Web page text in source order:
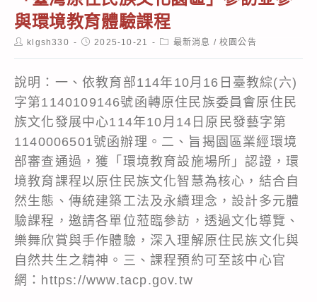
與環境教育體驗課程
Postklgsh330
Post2025-10-21
Post最新消息 / 校園公告
說明：一、依教育部114年10月16日臺教綜(六)
字第1140109146號函轉原住民族委員會原住民
族文化發展中心114年10月14日原民發藝字第
1140006501號函辦理。二、旨揭園區業經環境
部審查通過，獲「環境教育設施場所」認證，環
境教育課程以原住民族文化智慧為核心，結合自
然生態、傳統建築工法及永續理念，設計多元體
驗課程，邀請各單位蒞臨參訪，透過文化導覽、
樂舞欣賞與手作體驗，深入理解原住民族文化與
自然共生之精神。三、課程預約可至該中心官
網：https://www.tacp.gov.tw